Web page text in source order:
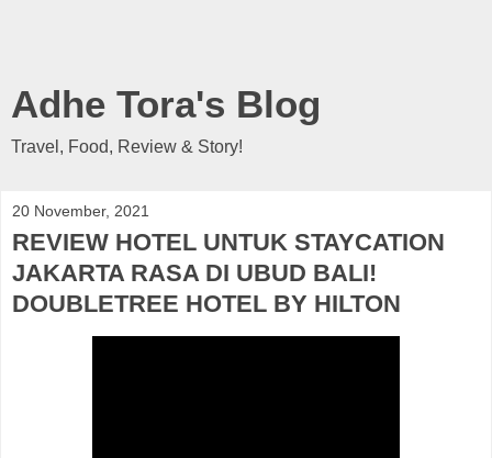
Adhe Tora's Blog
Travel, Food, Review & Story!
20 November, 2021
REVIEW HOTEL UNTUK STAYCATION
JAKARTA RASA DI UBUD BALI!
DOUBLETREE HOTEL BY HILTON